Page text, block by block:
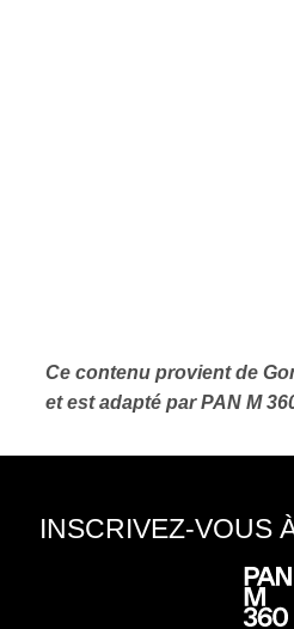
Ce contenu provient de
et est adapté par PAN M
INSCRIVEZ-VOUS